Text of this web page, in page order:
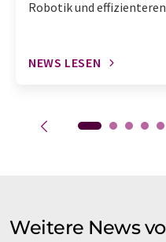
Robotik und
NEWS LESEN
Weitere News